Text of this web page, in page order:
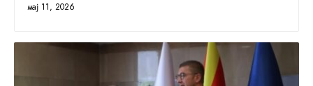
мај 11, 2026